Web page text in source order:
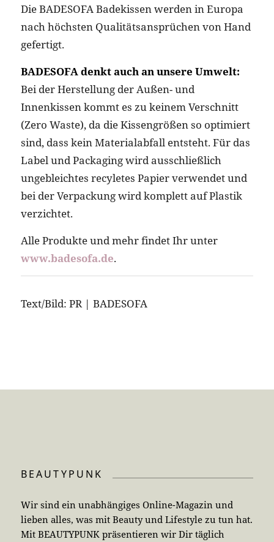
Die BADESOFA Badekissen werden in Europa
nach höchsten Qualitätsansprüchen von Hand
gefertigt.
BADESOFA denkt auch an unsere Umwelt:
Bei der Herstellung der Außen- und
Innenkissen kommt es zu keinem Verschnitt
(Zero Waste), da die Kissengrößen so optimiert
sind, dass kein Materialabfall entsteht. Für das
Label und Packaging wird ausschließlich
ungebleichtes recyletes Papier verwendet und
bei der Verpackung wird komplett auf Plastik
verzichtet.
Alle Produkte und mehr findet Ihr unter
www.badesofa.de.
Text/Bild: PR | BADESOFA
BEAUTYPUNK
Wir sind ein unabhängiges Online-Magazin und
lieben alles, was mit Beauty und Lifestyle zu tun hat.
Mit BEAUTYPUNK präsentieren wir Dir täglich